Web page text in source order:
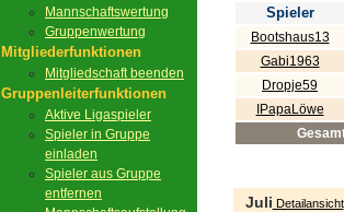
Mannschaftswertung
Gruppenwertung
Mitgliederfunktionen
Mitgliedschaft beenden
Gruppenleiterfunktionen
Aktive Ligaspieler
Spieler in Gruppe
einladen
Spieler aus Gruppe
entfernen
Spieler
Bootshaus13
Gabi1963
Dropje59
IPapaLöwe
Juli Detailansicht